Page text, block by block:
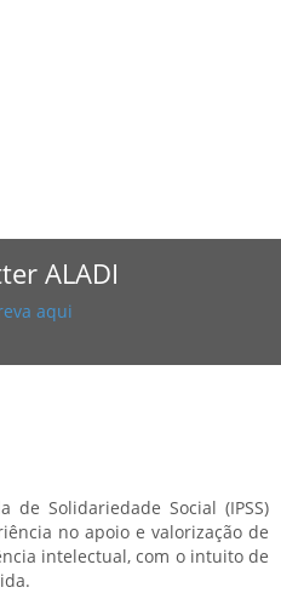
ALADI
aqui
de Solidariedade Social (IPSS)
no apoio e valorização de
intelectual, com o intuito de